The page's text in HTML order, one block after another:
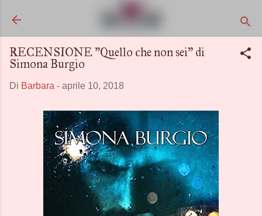
RECENSIONE "Quello che non sei" di
Simona Burgio
Di Barbara - aprile 10, 2018